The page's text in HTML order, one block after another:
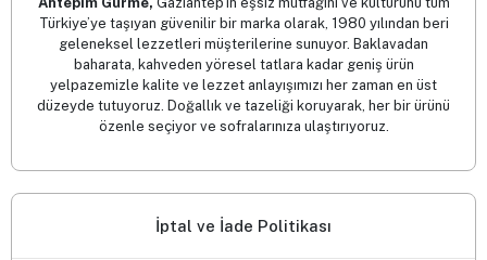
Türkiye’ye taşıyan güvenilir bir marka olarak, 1980 yılından beri
geleneksel lezzetleri müşterilerine sunuyor. Baklavadan
baharata, kahveden yöresel tatlara kadar geniş ürün
yelpazemizle kalite ve lezzet anlayışımızı her zaman en üst
düzeyde tutuyoruz. Doğallık ve tazeliği koruyarak, her bir ürünü
özenle seçiyor ve sofralarınıza ulaştırıyoruz.
İptal ve İade Politikası